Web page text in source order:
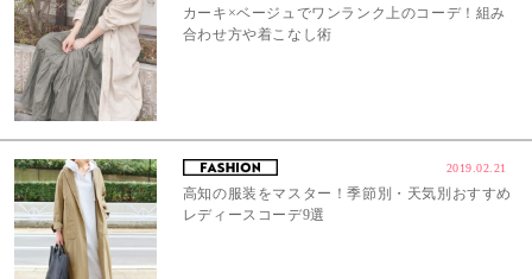
カーキ×ベージュでワンランク上のコーデ！組み
合わせ方や着こなし術
2019.02.21
高知の服装をマスター！季節別・天気別おすすめ
レディースコーデ9選